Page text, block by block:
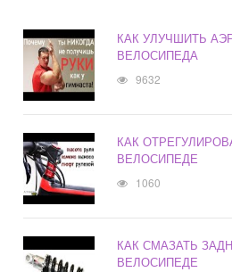
КАК УЛУЧШИТЬ
ВЕЛОСИПЕДА
9632
КАК
ВЕЛОСИПЕДЕ
1060
КАК СМАЗАТЬ
ВЕЛОСИПЕДЕ